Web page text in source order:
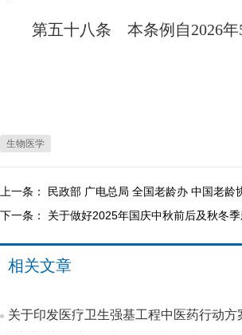
第五十八条 本条例自2026年5
生物医学
上一条：
民政部 广电总局 全国老龄办 中国老
下一条： 关于做好2025年国庆中秋前后及秋冬
相关文章
关于印发医疗卫生强基工程中医药行动方